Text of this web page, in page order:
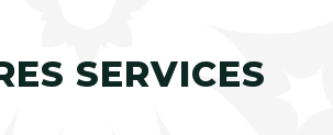
SERVICES